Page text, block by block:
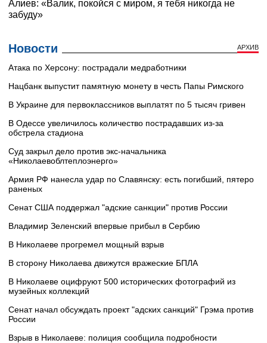
Новости АРХИВ
Атака по Херсону: пострадали медработники
Нацбанк выпустит памятную монету в честь Папы Римского
В Украине для первоклассников выплатят по 5 тысяч гривен
В Одессе увеличилось количество пострадавших из-за
обстрела стадиона
Суд закрыл дело против экс-начальника
«Николаевоблтеплоэнерго»
Армия РФ нанесла удар по Славянску: есть погибший, пятеро
раненых
Сенат США поддержал "адские санкции" против России
Владимир Зеленский впервые прибыл в Сербию
В Николаеве прогремел мощный взрыв
В сторону Николаева движутся вражеские БПЛА
В Николаеве оцифруют 500 исторических фотографий из
музейных коллекций
Сенат начал обсуждать проект "адских санкций" Грэма против
России
Взрыв в Николаеве: полиция сообщила подробности